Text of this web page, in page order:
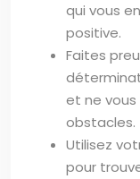
qui vous
positive.
Faites
et ne vous
obstacles.
Utilisez
pour